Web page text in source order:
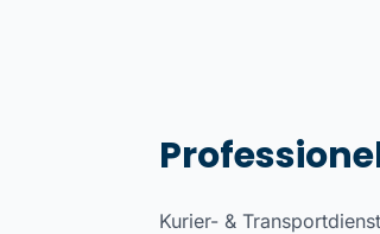
Kurier- &